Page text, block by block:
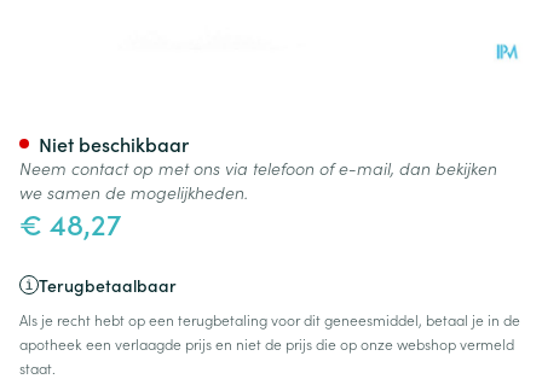
€ 48,27
Terugbetaalbaar
Als je recht hebt op een terugbetaling voor dit geneesmiddel, betaal je in de
apotheek een verlaagde prijs en niet de prijs die op onze webshop vermeld
staat.
Niet beschikbaar
Neem contact op met ons via telefoon of e-mail, dan bekijken
we samen de mogelijkheden.